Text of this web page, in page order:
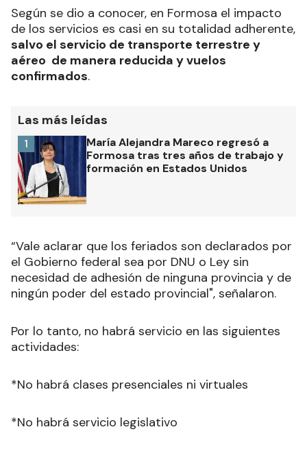
Según se dio a conocer, en Formosa el impacto
de los servicios es casi en su totalidad adherente,
salvo el servicio de transporte terrestre y
aéreo de manera reducida y vuelos
confirmados.
Las más leídas
María Alejandra Mareco regresó a
Formosa tras tres años de trabajo y
formación en Estados Unidos
1
“Vale aclarar que los feriados son declarados por
el Gobierno federal sea por DNU o Ley sin
necesidad de adhesión de ninguna provincia y de
ningún poder del estado provincial", señalaron.
Por lo tanto, no habrá servicio en las siguientes
actividades:
*No habrá clases presenciales ni virtuales
*No habrá servicio legislativo